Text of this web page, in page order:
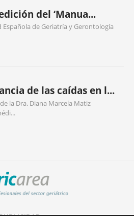
del ‘Manua...
Española de Geriatría y Gerontología
de las caídas en l...
la Dra. Diana Marcela Matiz